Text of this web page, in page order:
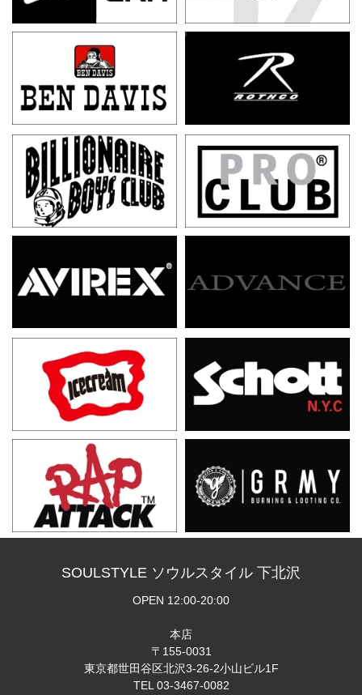
SOULSTYLE ソウルスタイル 下北沢
OPEN 12:00-20:00
本店
〒155-0031
東京都世田谷区北沢3-26-2小山ビル1F
TEL 03-3467-0082